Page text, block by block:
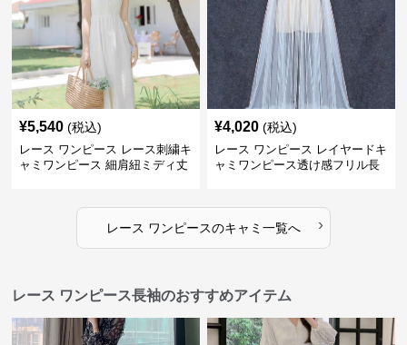
¥5,540 (税込)
レース ワンピース レース刺繍キ
ャミワンピース 細肩紐ミディ丈
¥4,020 (税込)
レース ワンピース レイヤードキ
ャミワンピース透け感フリル長
レース ワンピースのキャミ 一覧へ ›
レース ワンピース長袖のおすすめアイテム